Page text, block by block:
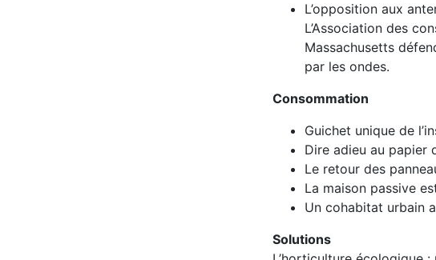
L’opposition aux
L’Association des
Massachusetts
par les ondes.
Consommation
Guichet unique de
Dire adieu au papier
Le retour des
La maison passive
Un cohabitat urbain
Solutions